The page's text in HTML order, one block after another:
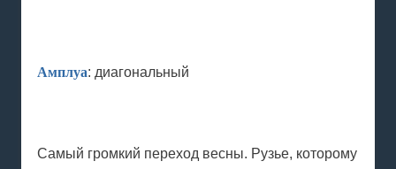
Амплуа: диагональный
Самый громкий переход весны. Рузье, которому